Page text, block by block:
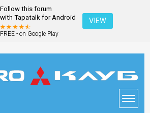
Follow this forum
with Tapatalk for Android
FREE - on Google Play
VIEW